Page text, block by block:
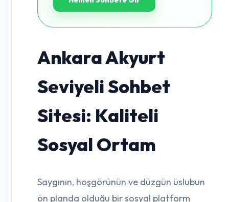
Ankara Akyurt
Seviyeli Sohbet
Sitesi: Kaliteli
Sosyal Ortam
Saygının, hoşgörünün ve düzgün üslubun
ön planda olduğu bir sosyal platform